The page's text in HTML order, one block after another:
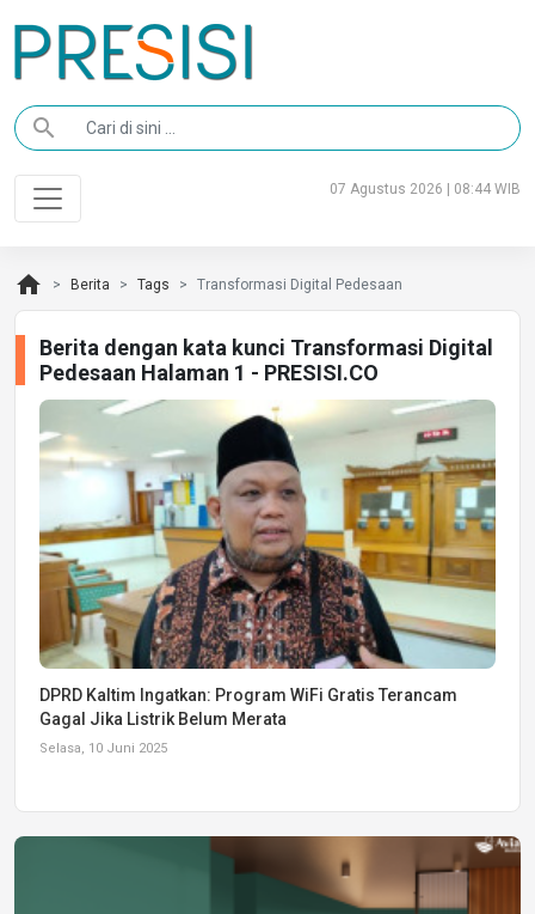
search
07 Agustus 2026 | 08:44 WIB
home Berita Tags Transformasi Digital Pedesaan
Berita dengan kata kunci Transformasi Digital
Pedesaan Halaman 1 - PRESISI.CO
DPRD Kaltim Ingatkan: Program WiFi Gratis Terancam
Gagal Jika Listrik Belum Merata
Selasa, 10 Juni 2025